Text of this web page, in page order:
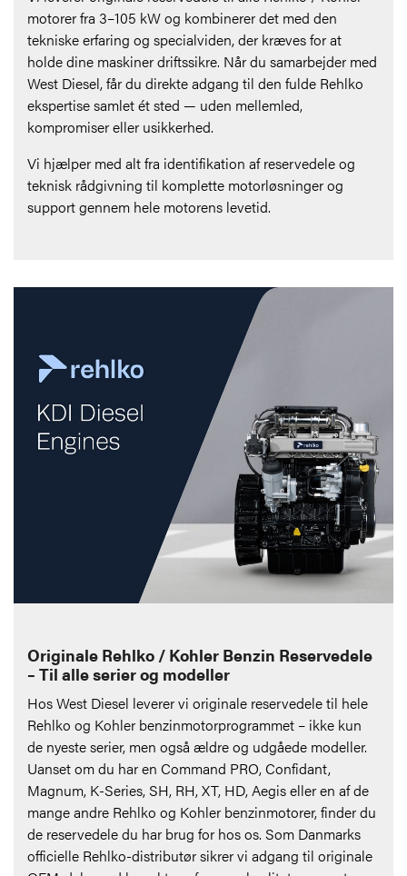
motorer fra 3–105 kW og kombinerer det med den
tekniske erfaring og specialviden, der kræves for at
holde dine maskiner driftssikre. Når du samarbejder med
West Diesel, får du direkte adgang til den fulde Rehlko
ekspertise samlet ét sted — uden mellemled,
kompromiser eller usikkerhed.
Vi hjælper med alt fra identifikation af reservedele og
teknisk rådgivning til komplette motorløsninger og
support gennem hele motorens levetid.
Originale Rehlko / Kohler Benzin Reservedele
– Til alle serier og modeller
Hos West Diesel leverer vi originale reservedele til hele
Rehlko og Kohler benzinmotorprogrammet – ikke kun
de nyeste serier, men også ældre og udgåede modeller.
Uanset om du har en Command PRO, Confidant,
Magnum, K-Series, SH, RH, XT, HD, Aegis eller en af de
mange andre Rehlko og Kohler benzinmotorer, finder du
de reservedele du har brug for hos os. Som Danmarks
officielle Rehlko-distributør sikrer vi adgang til originale